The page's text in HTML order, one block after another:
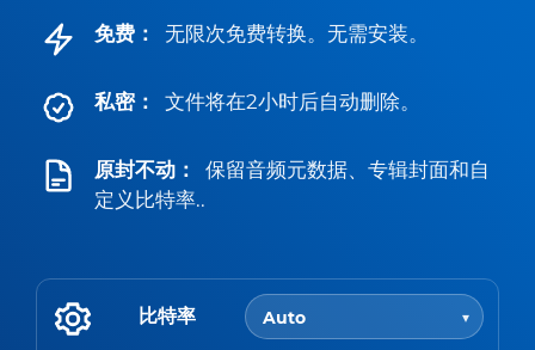
免费： 无限次免费转换。无需安装。
私密： 文件将在2小时后自动删除。
原封不动：
保留音频元数据、专辑封面和自
定义比特率..
比特率